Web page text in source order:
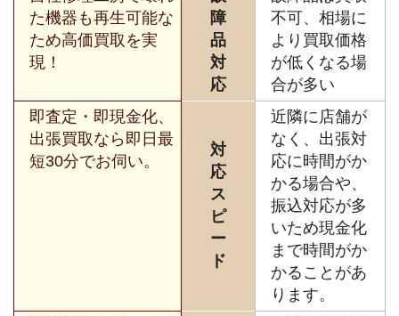
た機器も再生可能な
ため高価買取を実
現！
障
品
対
応
不可、相場に
より買取価格
が低くなる場
合が多い
即査定・即現金化、
出張買取なら即日最
短30分でお伺い。
対
応
ス
ピ
ー
ド
近隣に店舗が
なく、出張対
応に時間がか
かる場合や、
振込対応が多
いため現金化
まで時間がか
かることがあ
ります。